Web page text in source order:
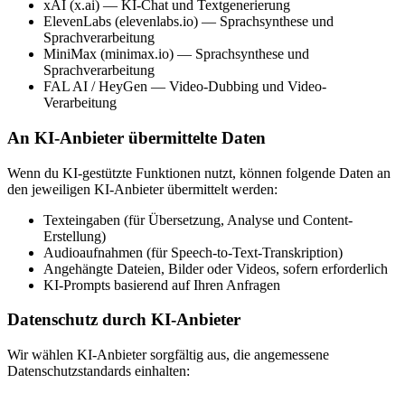
xAI (x.ai) — KI-Chat und Textgenerierung
ElevenLabs (elevenlabs.io) — Sprachsynthese und
Sprachverarbeitung
MiniMax (minimax.io) — Sprachsynthese und
Sprachverarbeitung
FAL AI / HeyGen — Video-Dubbing und Video-
Verarbeitung
An KI-Anbieter übermittelte Daten
Wenn du KI-gestützte Funktionen nutzt, können folgende Daten an
den jeweiligen KI-Anbieter übermittelt werden:
Texteingaben (für Übersetzung, Analyse und Content-
Erstellung)
Audioaufnahmen (für Speech-to-Text-Transkription)
Angehängte Dateien, Bilder oder Videos, sofern erforderlich
KI-Prompts basierend auf Ihren Anfragen
Datenschutz durch KI-Anbieter
Wir wählen KI-Anbieter sorgfältig aus, die angemessene
Datenschutzstandards einhalten: